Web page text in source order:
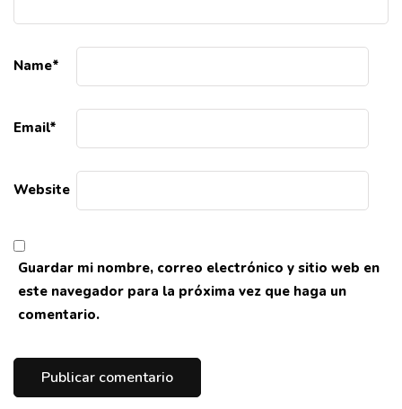
Name*
Email*
Website
Guardar mi nombre, correo electrónico y sitio web en
este navegador para la próxima vez que haga un
comentario.